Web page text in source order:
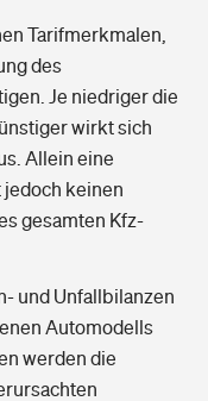
Tarifmerkmalen,
des
Je niedriger die
wirkt sich
Allein eine
jedoch keinen
gesamten Kfz-
und Unfallbilanzen
Automodells
werden die